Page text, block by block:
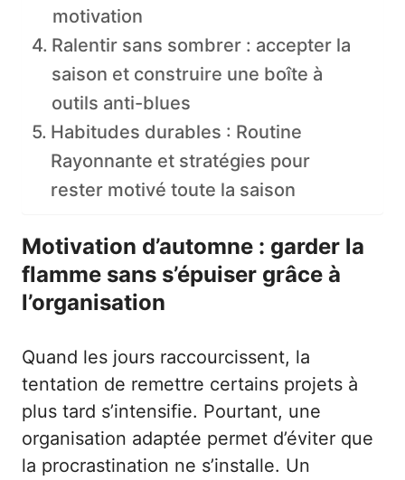
motivation
Ralentir sans sombrer : accepter la
saison et construire une boîte à
outils anti-blues
Habitudes durables : Routine
Rayonnante et stratégies pour
rester motivé toute la saison
Motivation d’automne : garder la
flamme sans s’épuiser grâce à
l’organisation
Quand les jours raccourcissent, la
tentation de remettre certains projets à
plus tard s’intensifie. Pourtant, une
organisation adaptée permet d’éviter que
la procrastination ne s’installe. Un